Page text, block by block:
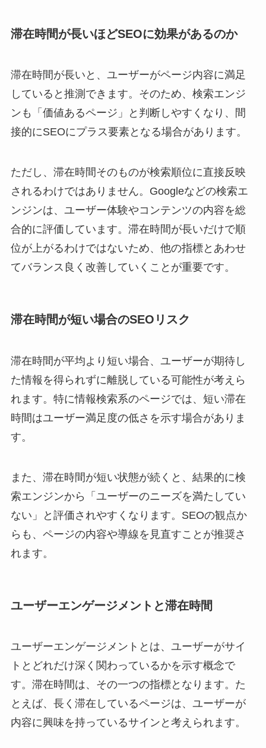
滞在時間が長いほどSEOに効果があるのか
滞在時間が長いと、ユーザーがページ内容に満足
していると推測できます。そのため、検索エンジ
ンも「価値あるページ」と判断しやすくなり、間
接的にSEOにプラス要素となる場合があります。
ただし、滞在時間そのものが検索順位に直接反映
されるわけではありません。Googleなどの検索エ
ンジンは、ユーザー体験やコンテンツの内容を総
合的に評価しています。滞在時間が長いだけで順
位が上がるわけではないため、他の指標とあわせ
てバランス良く改善していくことが重要です。
滞在時間が短い場合のSEOリスク
滞在時間が平均より短い場合、ユーザーが期待し
た情報を得られずに離脱している可能性が考えら
れます。特に情報検索系のページでは、短い滞在
時間はユーザー満足度の低さを示す場合がありま
す。
また、滞在時間が短い状態が続くと、結果的に検
索エンジンから「ユーザーのニーズを満たしてい
ない」と評価されやすくなります。SEOの観点か
らも、ページの内容や導線を見直すことが推奨さ
れます。
ユーザーエンゲージメントと滞在時間
ユーザーエンゲージメントとは、ユーザーがサイ
トとどれだけ深く関わっているかを示す概念で
す。滞在時間は、その一つの指標となります。た
とえば、長く滞在しているページは、ユーザーが
内容に興味を持っているサインと考えられます。